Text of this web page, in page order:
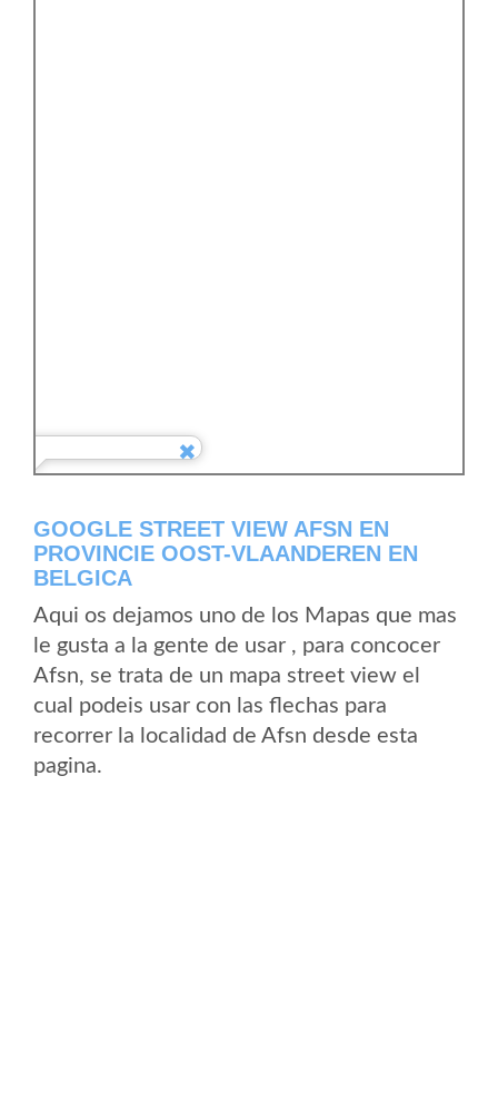
GOOGLE STREET VIEW AFSN EN
PROVINCIE OOST-VLAANDEREN EN
BELGICA
Aqui os dejamos uno de los Mapas que mas
le gusta a la gente de usar , para concocer
Afsn, se trata de un mapa street view el
cual podeis usar con las flechas para
recorrer la localidad de Afsn desde esta
pagina.